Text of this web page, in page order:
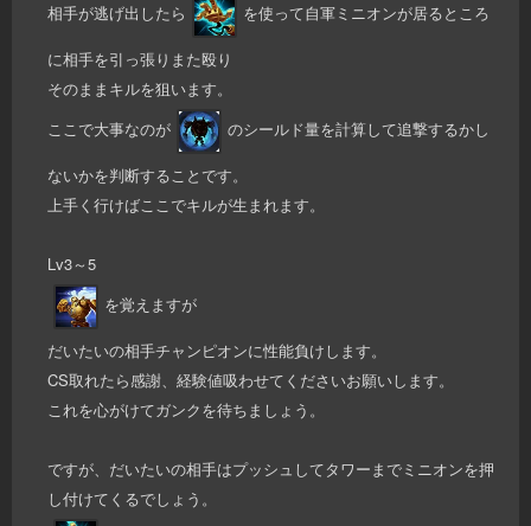
相手が逃げ出したら
を使って自軍ミニオンが居るところ
に相手を引っ張りまた殴り
そのままキルを狙います。
ここで大事なのが
のシールド量を計算して追撃するかし
ないかを判断することです。
上手く行けばここでキルが生まれます。
Lv3～5
を覚えますが
だいたいの相手チャンピオンに性能負けします。
CS取れたら感謝、経験値吸わせてくださいお願いします。
これを心がけてガンクを待ちましょう。
ですが、だいたいの相手はプッシュしてタワーまでミニオンを押
し付けてくるでしょう。